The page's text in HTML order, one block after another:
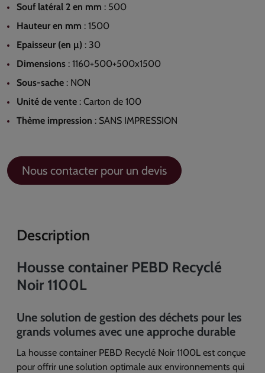
Souf latéral 2 en mm : 500
Hauteur en mm : 1500
Epaisseur (en µ) : 30
Dimensions : 1160+500+500x1500
Sous-sache : NON
Unité de vente : Carton de 100
Thème impression : SANS IMPRESSION
Nous contacter pour un devis
Description
Housse container PEBD Recyclé
Noir 1100L
Une solution de gestion des déchets pour les
grands volumes avec une approche durable
La housse container PEBD Recyclé Noir 1100L est conçue
pour offrir une solution optimale aux environnements qui